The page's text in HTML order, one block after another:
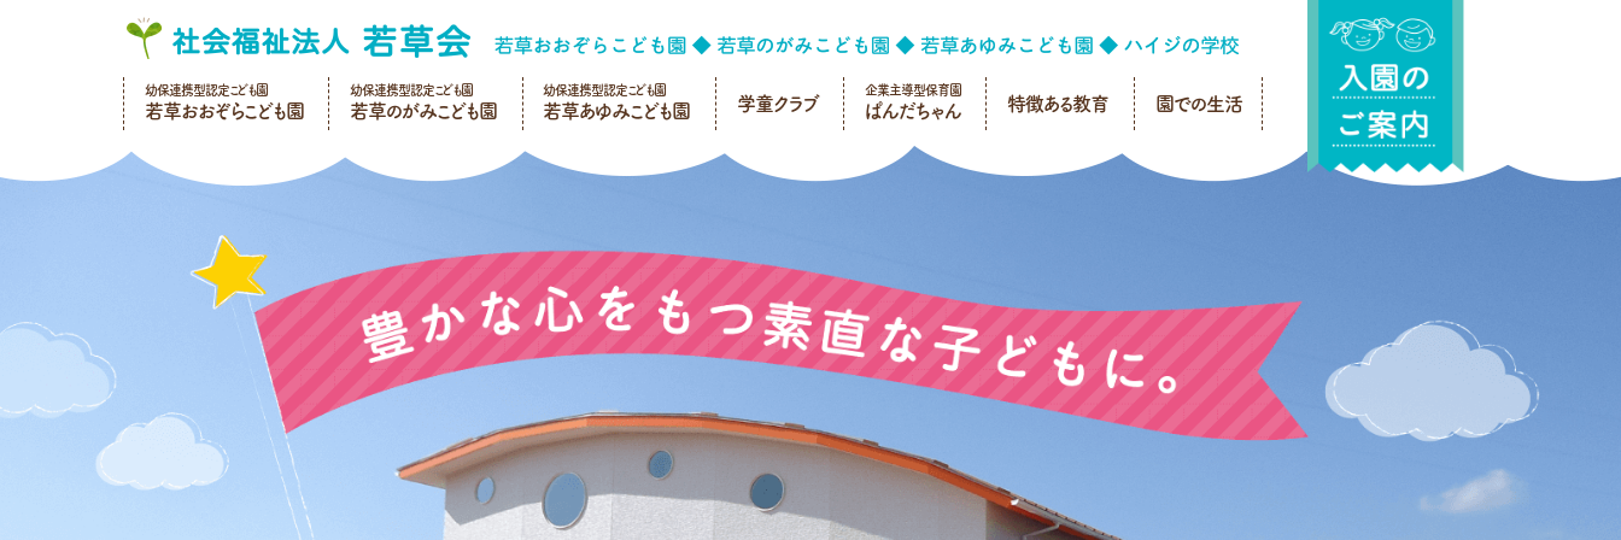
幼保連携型認定こども園
若草おおぞらこども園
幼保連携型認定こども園
若草のがみこども園
幼保連携型認定こども園
若草あゆみこども園 学童クラブ
企業主導型保育園
ぱんだちゃん 特徴ある教育 園での生活